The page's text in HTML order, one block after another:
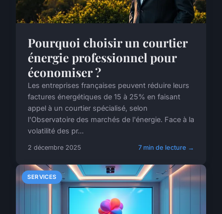
Pourquoi choisir un courtier
énergie professionnel pour
économiser ?
Les entreprises françaises peuvent réduire leurs
factures énergétiques de 15 à 25% en faisant
appel à un courtier spécialisé, selon
l'Observatoire des marchés de l'énergie. Face à la
volatilité des pr...
2 décembre 2025 7 min de lecture →
SERVICES